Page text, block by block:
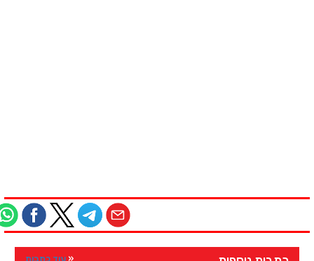
עוד כתבות